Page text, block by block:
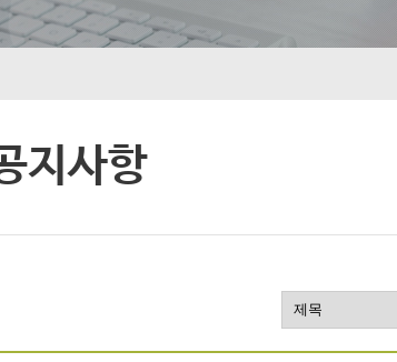
지사항